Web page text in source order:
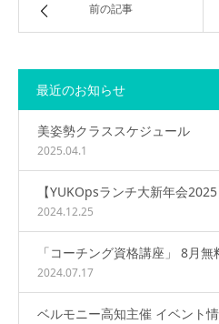
前の記事
最近のお知らせ
美姿勢クラススケジュール
2025.04.1
【YUKOpsランチ大新年会
2024.12.25
「コーチング資格講座」 8月
2024.07.17
ベルモニー高知主催 イベント